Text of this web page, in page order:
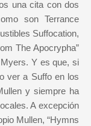
una cita con dos
son Terrance
Suffocation,
The Apocrypha”
Y es que, si
ver a Suffo en los
y siempre ha
A excepción
Mullen, “Hymns